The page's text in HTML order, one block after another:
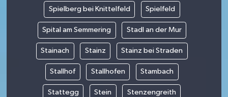
Spielberg bei Knittelfeld Spielfeld
Spital am Semmering Stadl an der Mur
Stainach Stainz Stainz bei Straden
Stallhof Stallhofen Stambach
Stattegg Stein Stenzengreith